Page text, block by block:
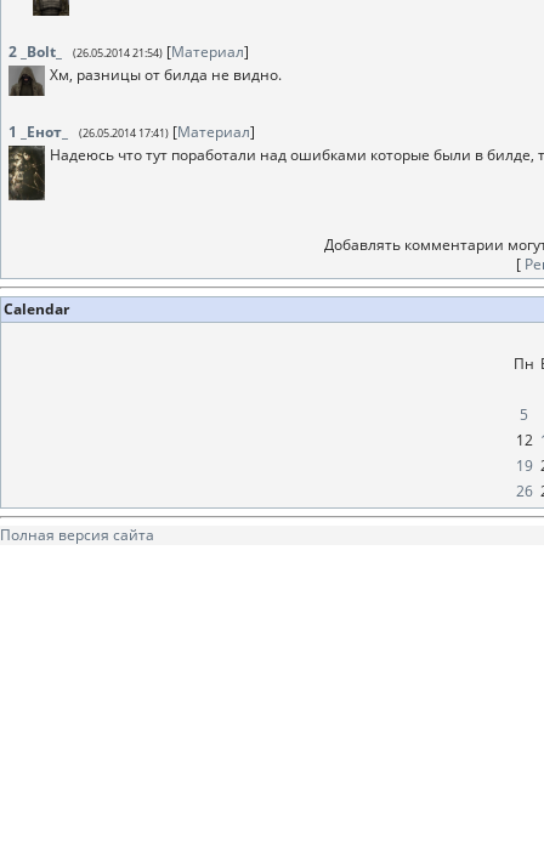
2 _Bolt_ (26.05.2014 21:54) [Материал]
Хм, разницы от билда не видно.
1 _Енот_ (26.05.2014 17:41) [Материал]
Надеюсь что тут поработали над ошибками которые были в билде,
Добавлять комментарии
[
Calendar
Пн
5
12
19
26
Полная версия сайта